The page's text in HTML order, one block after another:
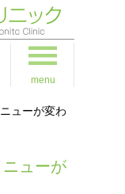
menu
ューが変わ
ューが